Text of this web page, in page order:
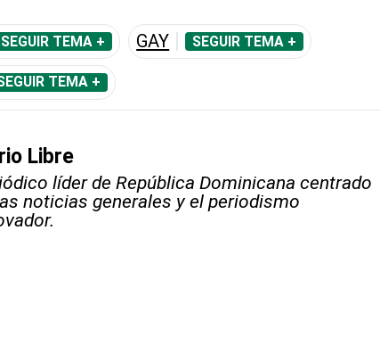
SEGUIR TEMA + GAY SEGUIR TEMA +
TEMA +
Libre
líder de República Dominicana centrado
noticias generales y el periodismo